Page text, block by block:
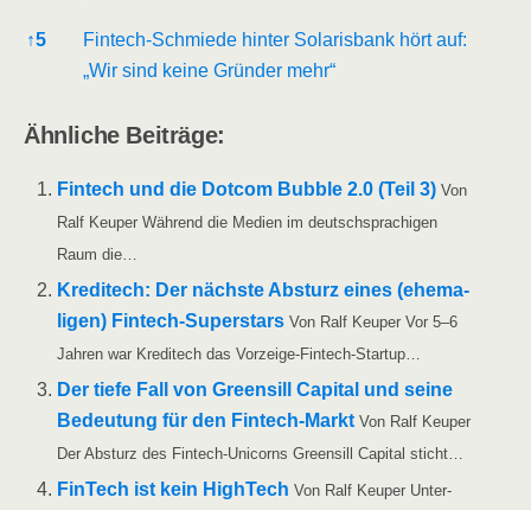
↑5
Fin­tech-Schmie­de hin­ter Sola­ris­bank hört auf:
„Wir sind kei­ne Grün­der mehr“
Ähn­li­che Beiträge:
Fin­tech und die Dot­com Bubble 2.0 (Teil 3) Von
Ralf Keu­per Wäh­rend die Medi­en im deutsch­spra­chi­gen
Raum die…
Kre­di­te­ch: Der nächs­te Absturz eines (ehe­ma­
li­gen) Fin­tech-Super­stars Von Ralf Keu­per Vor 5–6
Jah­ren war Kre­di­te­ch das Vorzeige-Fintech-Startup…
Der tie­fe Fall von Greens­ill Capi­tal und sei­ne
Bedeu­tung für den Fin­tech-Markt Von Ralf Keu­per
Der Absturz des Fin­­tech-Uni­­corns Greens­ill Capi­tal sticht…
Fin­Tech ist kein High­Tech Von Ralf Keu­per Unter­